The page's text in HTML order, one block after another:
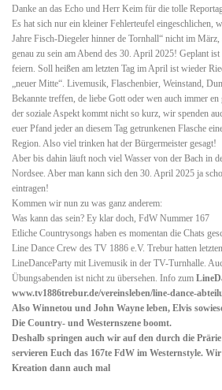
Danke an das Echo und Herr Keim für die tolle
Es hat sich nur ein kleiner Fehlerteufel eingeschlichen,
Jahre Fisch-Diegeler hinner de Tornhall“ nicht im
genau zu sein am Abend des 30. April 2025! Geplant
feiern. Soll heißen am letzten Tag im April ist wieder
„neuer Mitte“. Livemusik, Flaschenbier, Weinstand,
Bekannte treffen, de liebe Gott oder wen auch immer
der soziale Aspekt kommt nicht so kurz, wir spenden
euer Pfand jeder an diesem Tag getrunkenen Flasche
Region. Also viel trinken hat der Bürgermeister gesagt!
Aber bis dahin läuft noch viel Wasser von der Bach in
Nordsee. Aber man kann sich den 30. April 2025 ja
eintragen!
Kommen wir nun zu was ganz anderem:
Was kann das sein? Ey klar doch, FdW Nummer 167
Etliche Countrysongs haben es momentan die Chats
Line Dance Crew des TV 1886 e.V. Trebur hatten
LineDanceParty mit Livemusik in der TV-Turnhalle.
Übungsabenden ist nicht zu übersehen. Info zum
www.tv1886trebur.de/vereinsleben/line-dance-
Also Winnetou und John Wayne leben, Elvis
Die Country- und Westernszene boomt.
Deshalb springen auch wir auf den durch die
servieren Euch das 167te FdW im Westernstyle.
Kreation dann auch mal